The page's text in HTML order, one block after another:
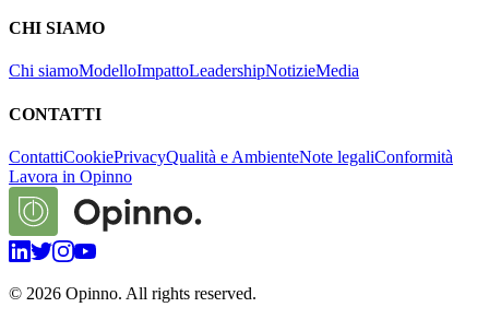
CHI SIAMO
Chi siamoModelloImpattoLeadershipNotizieMedia
CONTATTI
ContattiCookiePrivacyQualità e AmbienteNote legaliConformità
Lavora in Opinno
© 2026 Opinno. All rights reserved.